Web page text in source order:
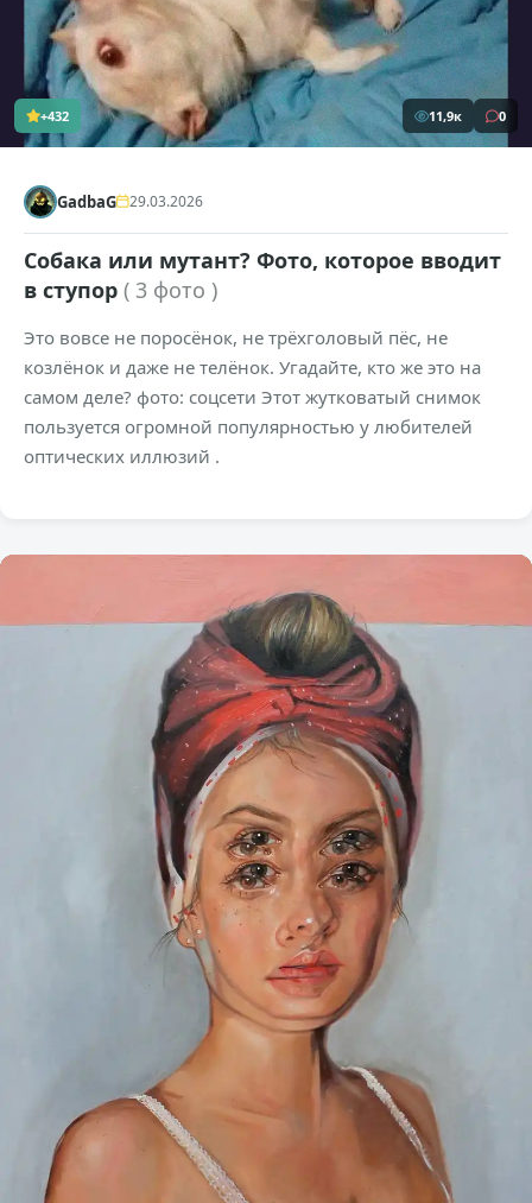
+432 11,9к 0
GadbaG 29.03.2026
Собака или мутант? Фото, которое вводит
в ступор ( 3 фото )
Это вовсе не поросёнок, не трёхголовый пёс, не
козлёнок и даже не телёнок. Угадайте, кто же это на
самом деле? фото: соцсети Этот жутковатый снимок
пользуется огромной популярностью у любителей
оптических иллюзий .